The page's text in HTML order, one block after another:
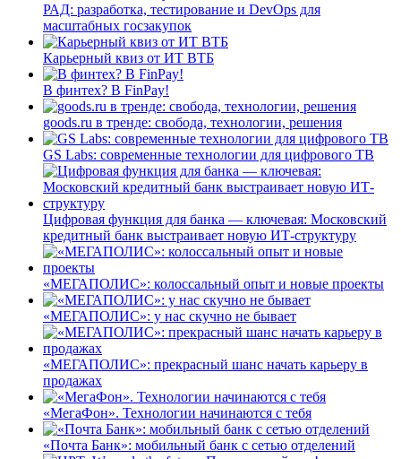
РАД: разработка, тестирование и DevOps для
масштабных госзакупок
Карьерный квиз от ИТ ВТБ
В финтех? В FinPay!
goods.ru в тренде: свобода, технологии, решения
GS Labs: современные технологии для цифрового ТВ
Цифровая функция для банка — ключевая: Московский
кредитный банк выстраивает новую ИТ-структуру
«МЕГАПОЛИС»: колоссальный опыт и новые проекты
«МЕГАПОЛИС»: у нас скучно не бывает
«МЕГАПОЛИС»: прекрасный шанс начать карьеру в
продажах
«МегаФон». Технологии начинаются с тебя
«Почта Банк»: мобильный банк с сетью отделений